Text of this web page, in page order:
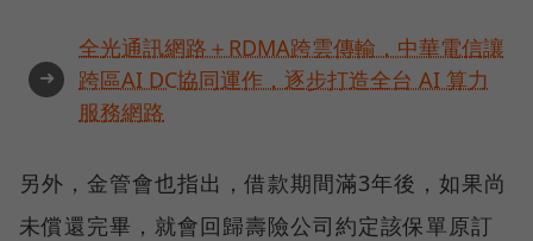
➜
全光通訊網路＋RDMA跨雲傳輸，中華電信讓
跨區AI DC協同運作，逐步打造全台 AI 算力
服務網路
另外，金管會也指出，借款期間滿3年後，如果尚
未償還完畢，就會回歸壽險公司約定該保單原訂